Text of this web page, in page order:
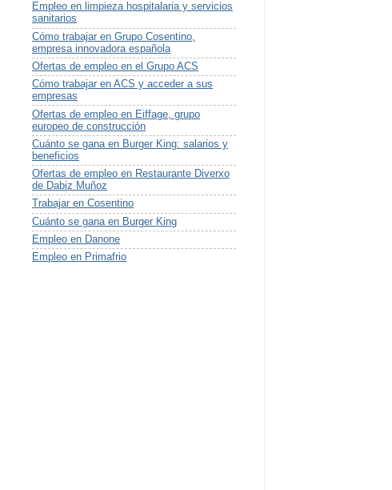
Empleo en limpieza hospitalaria y servicios
sanitarios
Cómo trabajar en Grupo Cosentino,
empresa innovadora española
Ofertas de empleo en el Grupo ACS
Cómo trabajar en ACS y acceder a sus
empresas
Ofertas de empleo en Eiffage, grupo
europeo de construcción
Cuánto se gana en Burger King: salarios y
beneficios
Ofertas de empleo en Restaurante Diverxo
de Dabiz Muñoz
Trabajar en Cosentino
Cuánto se gana en Burger King
Empleo en Danone
Empleo en Primafrio